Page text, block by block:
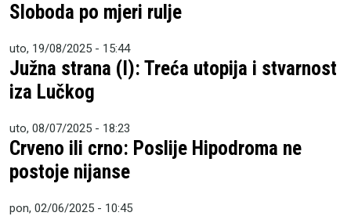
Sloboda po mjeri rulje
uto, 19/08/2025 - 15:44
Južna strana (I): Treća utopija i stvarnost
iza Lučkog
uto, 08/07/2025 - 18:23
Crveno ili crno: Poslije Hipodroma ne
postoje nijanse
pon, 02/06/2025 - 10:45